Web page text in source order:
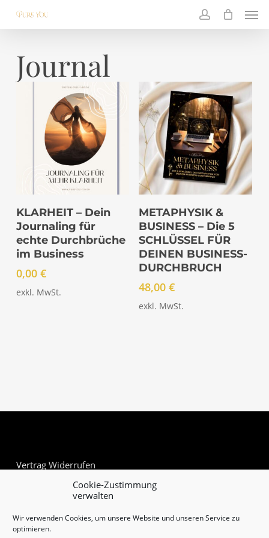
Cookie-Zustimmung
verwalten
Wir verwenden Cookies, um unsere Website und unseren Service zu
optimieren.
main
account
Journal
IN DEN
WARENKORB
KLARHEIT – Dein
Journaling für
echte Durchbrüche
im Business
0,00 €
exkl. MwSt.
IN DEN
WARENKORB
METAPHYSIK &
BUSINESS – Die 5
SCHLÜSSEL FÜR
DEINEN BUSINESS-
DURCHBRUCH
48,00€
exkl. MwSt.
Vertrag Widerrufen